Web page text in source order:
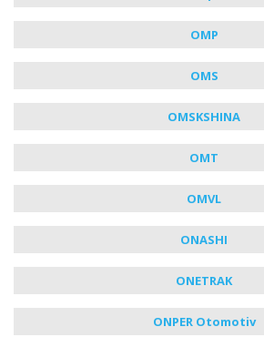
OMP
OMS
OMSKSHINA
OMT
OMVL
ONASHI
ONETRAK
ONPER Otomotiv